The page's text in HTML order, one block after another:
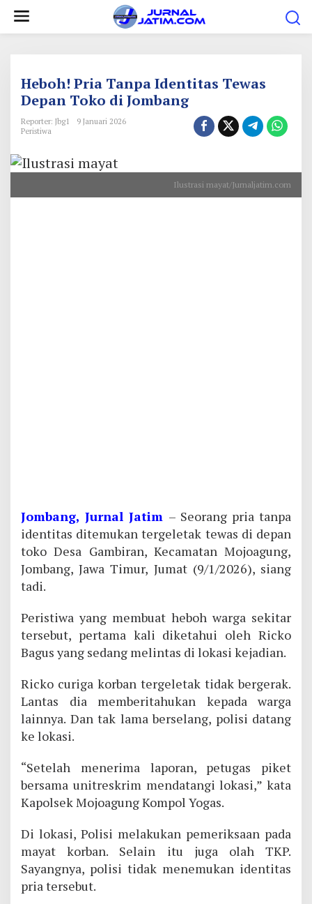
Heboh! Pria Tanpa Identitas Tewas
Depan Toko di Jombang
Reporter: Jbg1
9 Januari 2026
Peristiwa
Ilustrasi mayat/Jurnaljatim.com
Jombang, Jurnal Jatim – Seorang pria tanpa
identitas ditemukan tergeletak tewas di depan
toko Desa Gambiran, Kecamatan Mojoagung,
Jombang, Jawa Timur, Jumat (9/1/2026), siang
tadi.
Peristiwa yang membuat heboh warga sekitar
tersebut, pertama kali diketahui oleh Ricko
Bagus yang sedang melintas di lokasi kejadian.
Ricko curiga korban tergeletak tidak bergerak.
Lantas dia memberitahukan kepada warga
lainnya. Dan tak lama berselang, polisi datang
ke lokasi.
“Setelah menerima laporan, petugas piket
bersama unitreskrim mendatangi lokasi,” kata
Kapolsek Mojoagung Kompol Yogas.
Di lokasi, Polisi melakukan pemeriksaan pada
mayat korban. Selain itu juga olah TKP.
Sayangnya, polisi tidak menemukan identitas
pria tersebut.